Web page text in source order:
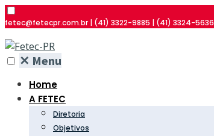
fetec@fetecpr.com.br | (41) 3322-9885 | (41) 3324-5636
✕ Menu
Home
A FETEC
Diretoria
Objetivos